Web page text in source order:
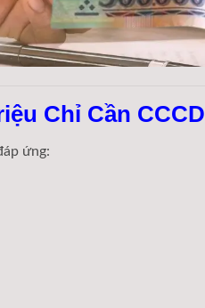
Chỉ Cần CCCD
ứng: